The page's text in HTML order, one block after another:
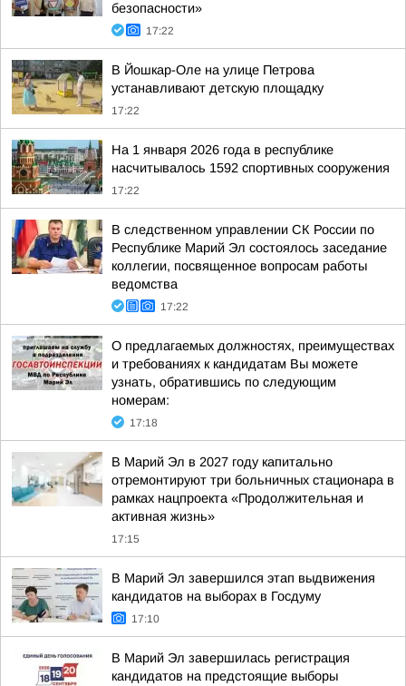
безопасности»
17:22
В Йошкар-Оле на улице Петрова
устанавливают детскую площадку
17:22
На 1 января 2026 года в республике
насчитывалось 1592 спортивных сооружения
17:22
В следственном управлении СК России по
Республике Марий Эл состоялось заседание
коллегии, посвященное вопросам работы
ведомства
17:22
О предлагаемых должностях, преимуществах
и требованиях к кандидатам Вы можете
узнать, обратившись по следующим
номерам:
17:18
В Марий Эл в 2027 году капитально
отремонтируют три больничных стационара в
рамках нацпроекта «Продолжительная и
активная жизнь»
17:15
В Марий Эл завершился этап выдвижения
кандидатов на выборах в Госдуму
17:10
В Марий Эл завершилась регистрация
кандидатов на предстоящие выборы